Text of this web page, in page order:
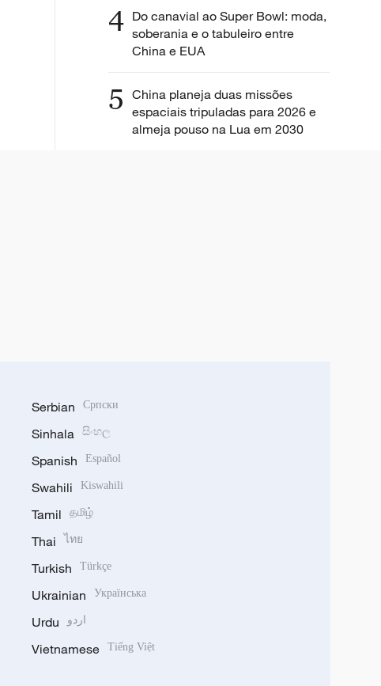
4 Do canavial ao Super Bowl: moda,
soberania e o tabuleiro entre
China e EUA
5 China planeja duas missões
espaciais tripuladas para 2026 e
almeja pouso na Lua em 2030
Serbian Српски
Sinhala සිංහල
Spanish Español
Swahili Kiswahili
Tamil தமிழ்
Thai ไทย
Turkish Türkçe
Ukrainian Українська
Urdu اردو
Vietnamese Tiếng Việt